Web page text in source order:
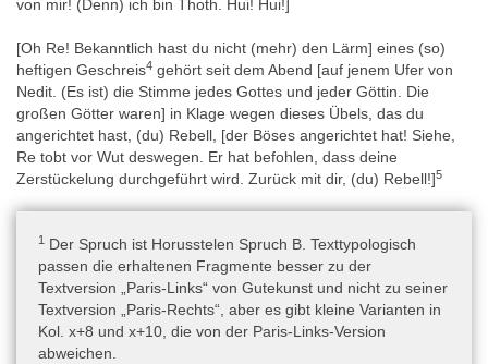
Egyptian Antiquities in the Museo Archeologico Nazionale di
Napoli (MANN), in: M. Tomorad und J. Popielska-Grzybowska
(Hrsg.), Egypt 2015: Perspectives of Research. Proceedings of
the seventh European Conference of Egyptologists. 2nd-7th June
2015, Zagreb, Croatia (Oxford 2017), Archaeopress Egyptology
18, 269-276 [K].
Affricanistici. Serie Egittologica 3), Napoli 2021, 81-84 [K].
- O. Marucchi, in: A. Ruesch (Hg.), Guida illustrata del Museo
Nazionale di Napoli. Parte Prima. Antichità, Napoli 1911 (seconda
edizione), 127 (Nr. 365) und Fig. 43.a-b auf S. 128-129 [P, K].
- M. Panov, Some notes on the healing statue Louvre E 10777, in:
von mir! (Denn) ich bin Thoth. Hui! Hui!]
[Oh Re! Bekanntlich hast du nicht (mehr) den Lärm] eines (so)
heftigen Geschreis4 gehört seit dem Abend [auf jenem Ufer von
Nedit. (Es ist) die Stimme jedes Gottes und jeder Göttin. Die
großen Götter waren] in Klage wegen dieses Übels, das du
angerichtet hast, (du) Rebell, [der Böses angerichtet hat! Siehe,
Re tobt vor Wut deswegen. Er hat befohlen, dass deine
Zerstückelung durchgeführt wird. Zurück mit dir, (du) Rebell!]5
1 Der Spruch ist Horusstelen Spruch B. Texttypologisch
passen die erhaltenen Fragmente besser zu der
Textversion „Paris-Links“ von Gutekunst und nicht zu seiner
Textversion „Paris-Rechts“, aber es gibt kleine Varianten in
Kol. x+8 und x+10, die von der Paris-Links-Version
abweichen.